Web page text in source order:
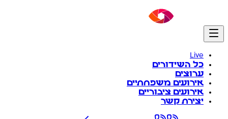
Live
כל השידורים
ערוצים
אירועים משפחתיים
אירועים ציבוריים
יצירת קשר